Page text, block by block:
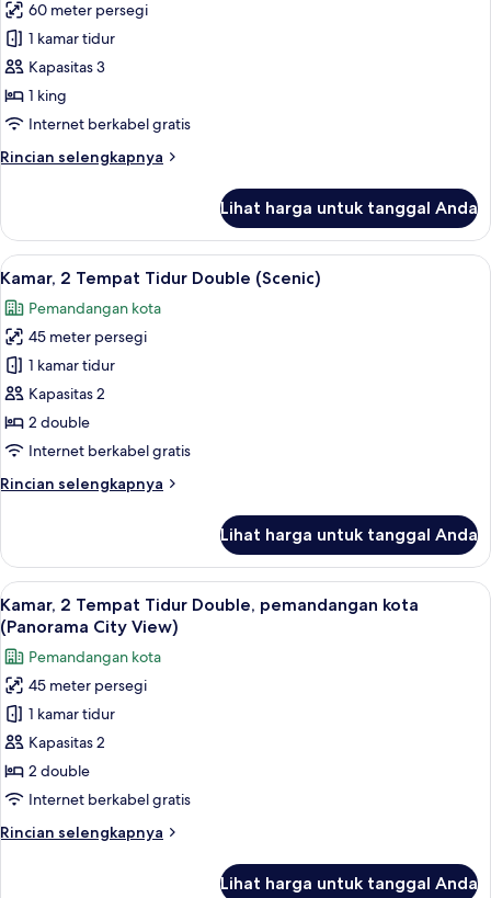
pemandangan
kota
(Panorama
City
View)
untuk
Kamar,
1
Tempat
Tidur
sudut
60 meter persegi
1 kamar tidur
Kapasitas 3
1 king
Internet berkabel gratis
Rincian selengkapnya
Rincian
Kamar,
Tempat
King,
sudut
(Seascape)
Lihat harga untuk tanggal Anda
Lihat
semua
foto
untuk
Kamar,
2
Tempat
Tidur
(Scenic)
Kamar, 2 Tempat Tidur Double
7
Kamar, 2 Tempat Tidur Double (Scenic)
Pemandangan kota
45 meter persegi
1 kamar tidur
Kapasitas 2
2 double
Internet berkabel gratis
Rincian selengkapnya
Rincian
Kamar,
Tempat
Tidur
Double
(Scenic)
Lihat harga untuk tanggal Anda
Lihat
semua
foto
untuk
Kamar,
2
Tempat
Tidur
Double,
kota
Kamar, 2 Tempat Tidur Double,
6
Kamar, 2 Tempat Tidur Double, pemandangan kota
(Panorama City View)
Pemandangan kota
45 meter persegi
1 kamar tidur
Kapasitas 2
2 double
Internet berkabel gratis
Rincian selengkapnya
Rincian
Lihat harga untuk tanggal Anda